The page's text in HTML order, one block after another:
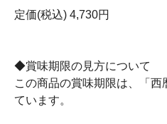
定価(税込) 4,730円
◆賞味期限の見方について
この商品の賞味期限は、「
ています。